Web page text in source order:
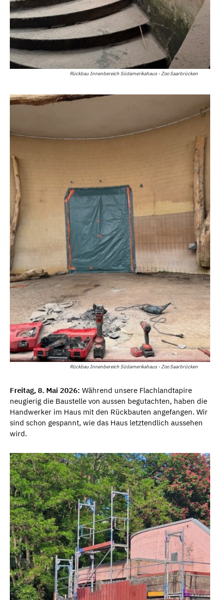
Rückbau Innenbereich Südamerikahaus - Zoo Saarbrücken
Rückbau Innenbereich Südamerikahaus - Zoo Saarbrücken
Freitag, 8. Mai 2026: Während unsere Flachlandtapire
neugierig die Baustelle von aussen begutachten, haben die
Handwerker im Haus mit den Rückbauten angefangen. Wir
sind schon gespannt, wie das Haus letztendlich aussehen
wird.